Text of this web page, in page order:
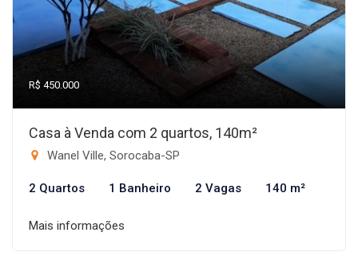
R$ 450.000
Casa à Venda com 2 quartos, 140m²
Wanel Ville, Sorocaba-SP
2 Quartos 1 Banheiro 2 Vagas 140 m²
Mais informações